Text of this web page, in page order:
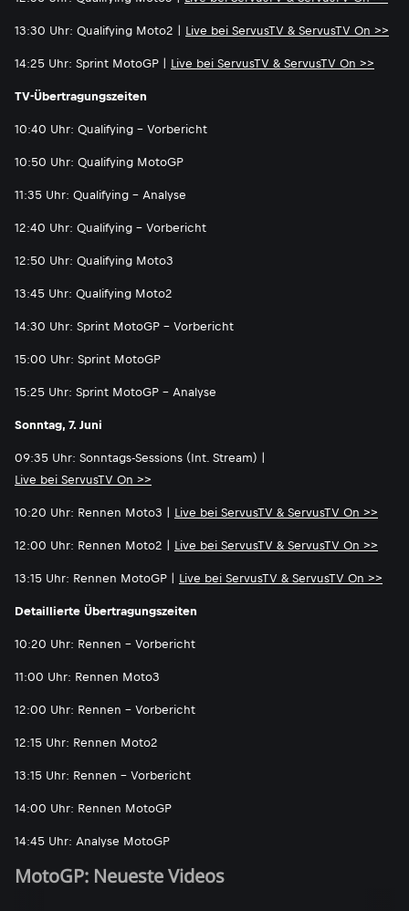
13:30 Uhr: Qualifying Moto2 | Live bei ServusTV & ServusTV On >>
14:25 Uhr: Sprint MotoGP | Live bei ServusTV & ServusTV On >>
TV-Übertragungszeiten
10:40 Uhr: Qualifying - Vorbericht
10:50 Uhr: Qualifying MotoGP
11:35 Uhr: Qualifying - Analyse
12:40 Uhr: Qualifying - Vorbericht
12:50 Uhr: Qualifying Moto3
13:45 Uhr: Qualifying Moto2
14:30 Uhr: Sprint MotoGP - Vorbericht
15:00 Uhr: Sprint MotoGP
15:25 Uhr: Sprint MotoGP - Analyse
Sonntag, 7. Juni
09:35 Uhr: Sonntags-Sessions (Int. Stream) |
Live bei ServusTV On >>
10:20 Uhr: Rennen Moto3 | Live bei ServusTV & ServusTV On >>
12:00 Uhr: Rennen Moto2 | Live bei ServusTV & ServusTV On >>
13:15 Uhr: Rennen MotoGP | Live bei ServusTV & ServusTV On >>
Detaillierte Übertragungszeiten
10:20 Uhr: Rennen - Vorbericht
11:00 Uhr: Rennen Moto3
12:00 Uhr: Rennen - Vorbericht
12:15 Uhr: Rennen Moto2
13:15 Uhr: Rennen - Vorbericht
14:00 Uhr: Rennen MotoGP
14:45 Uhr: Analyse MotoGP
MotoGP: Neueste Videos